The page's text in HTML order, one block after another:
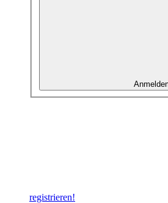
registrieren!